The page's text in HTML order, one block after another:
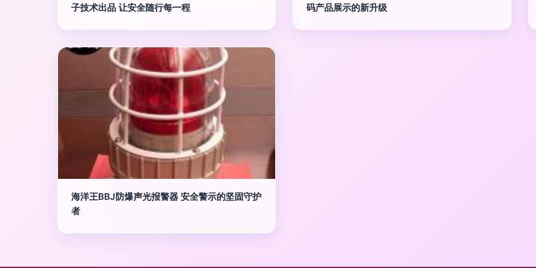
子技术出品 让安全随行每一程 码产品展示的新升级
海洋王BBJ防爆声光报警器 安全警示的坚固守护
者